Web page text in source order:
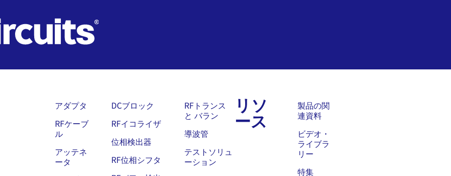
アダプタ
RFケーブ
ル
アッテネ
ータ
DCブロック
RFイコライザ
位相検出器
RF位相シフタ
RFトランス
と バラン
導波管
テストソリュ
ーション
リソ
ース
製品の関
連資料
ビデオ・
ライブラ
リー
特集